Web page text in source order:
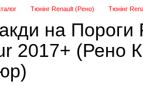
Тюнінг Renault (Рено) Тюнінг
на Пороги
2017+ (Рено